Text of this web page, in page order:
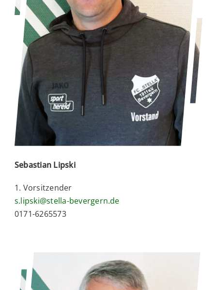
Sebastian Lipski
1. Vorsitzender
s.lipski@stella-bevergern.de
0171-6265573